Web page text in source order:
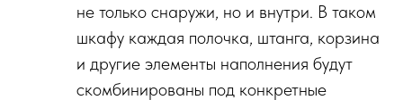
не только снаружи, но и внутри. В таком
шкафу каждая полочка, штанга, корзина
и другие элементы наполнения будут
скомбинированы под конкретные